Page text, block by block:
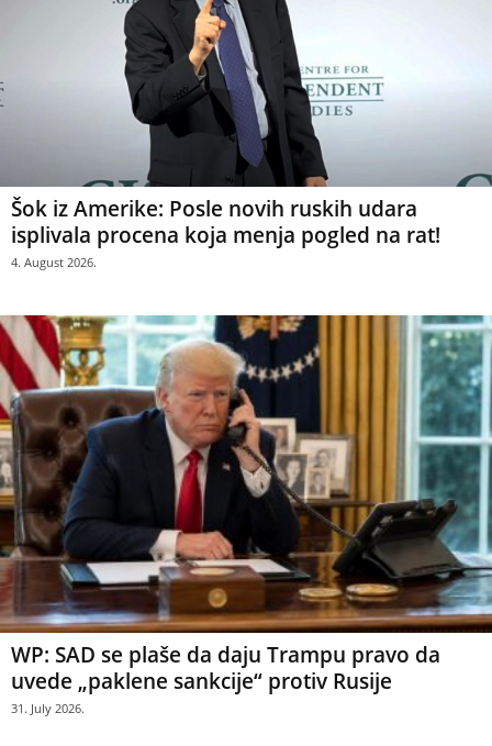
Šok iz Amerike: Posle novih ruskih udara
isplivala procena koja menja pogled na rat!
4. August 2026.
WP: SAD se plaše da daju Trampu pravo da
uvede „paklene sankcije“ protiv Rusije
31. July 2026.